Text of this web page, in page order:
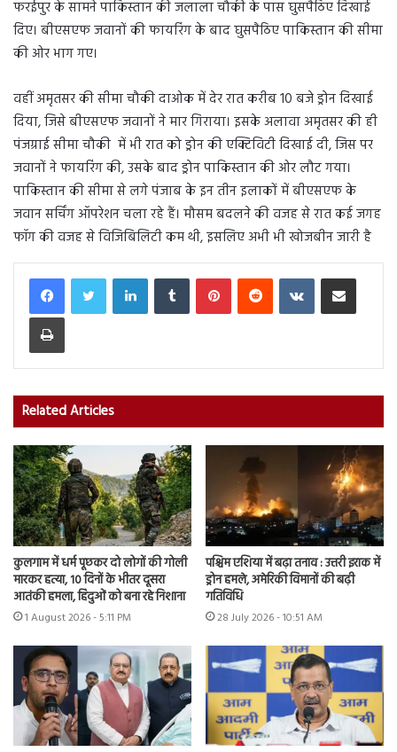
फरईपुर के सामने पाकिस्तान की जलाला चौकी के पास घुसपैठिए दिखाई
दिए। बीएसएफ जवानों की फायरिंग के बाद घुसपैठिए पाकिस्तान की सीमा
की ओर भाग गए।
वहीं अमृतसर की सीमा चौकी दाओक में देर रात करीब 10 बजे ड्रोन दिखाई
दिया, जिसे बीएसएफ जवानों ने मार गिराया। इसके अलावा अमृतसर की ही
पंजग्राई सीमा चौकी में भी रात को ड्रोन की एक्टिविटी दिखाई दी, जिस पर
जवानों ने फायरिंग की, उसके बाद ड्रोन पाकिस्तान की ओर लौट गया।
पाकिस्तान की सीमा से लगे पंजाब के इन तीन इलाकों में बीएसएफ के
जवान सर्चिंग ऑपरेशन चला रहे हैं। मौसम बदलने की वजह से रात कई जगह
फॉग की वजह से विजिबिलिटी कम थी, इसलिए अभी भी खोजबीन जारी है
LinkedInTumblr PinterestReddit VKontakteShare via Email
Print
Related Articles
कुलगाम में धर्म पूछकर दो लोगों की गोली
मारकर हत्या, 10 दिनों के भीतर दूसरा
आतंकी हमला, हिंदुओं को बना रहे निशाना
1 August 2026 - 5:11 PM
पश्चिम एशिया में बढ़ा तनाव : उत्तरी इराक में
ड्रोन हमले, अमेरिकी विमानों की बढ़ी
गतिविधि
28 July 2026 - 10:51 AM